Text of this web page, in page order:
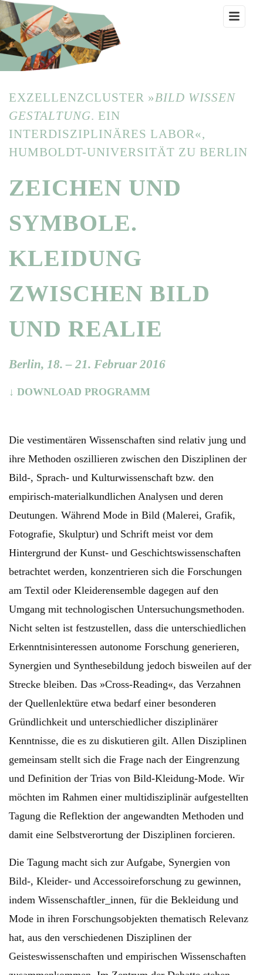
EXZELLENZCLUSTER »BILD WISSEN
GESTALTUNG. EIN
INTERDISZIPLINÄRES LABOR«,
HUMBOLDT-UNIVERSITÄT ZU BERLIN
ZEICHEN UND
SYMBOLE.
KLEIDUNG
ZWISCHEN BILD
UND REALIE
Berlin, 18. – 21. Februar 2016
↓ DOWNLOAD PROGRAMM
Die vestimentären Wissenschaften sind relativ jung und
ihre Methoden oszillieren zwischen den Disziplinen der
Bild-, Sprach- und Kulturwissenschaft bzw. den
empirisch-materialkundlichen Analysen und deren
Deutungen. Während Mode in Bild (Malerei, Grafik,
Fotografie, Skulptur) und Schrift meist vor dem
Hintergrund der Kunst- und Geschichtswissenschaften
betrachtet werden, konzentrieren sich die Forschungen
am Textil oder Kleiderensemble dagegen auf den
Umgang mit technologischen Untersuchungsmethoden.
Nicht selten ist festzustellen, dass die unterschiedlichen
Erkenntnisinteressen autonome Forschung generieren,
Synergien und Synthesebildung jedoch bisweilen auf der
Strecke bleiben. Das »Cross-Reading«, das Verzahnen
der Quellenlektüre etwa bedarf einer besonderen
Gründlichkeit und unterschiedlicher disziplinärer
Kenntnisse, die es zu diskutieren gilt. Allen Disziplinen
gemeinsam stellt sich die Frage nach der Eingrenzung
und Definition der Trias von Bild-Kleidung-Mode. Wir
möchten im Rahmen einer multidisziplinär aufgestellten
Tagung die Reflektion der angewandten Methoden und
damit eine Selbstverortung der Disziplinen forcieren.
Die Tagung macht sich zur Aufgabe, Synergien von
Bild-, Kleider- und Accessoireforschung zu gewinnen,
indem Wissenschaftler_innen, für die Bekleidung und
Mode in ihren Forschungsobjekten thematisch Relevanz
hat, aus den verschiedenen Disziplinen der
Geisteswissenschaften und empirischen Wissenschaften